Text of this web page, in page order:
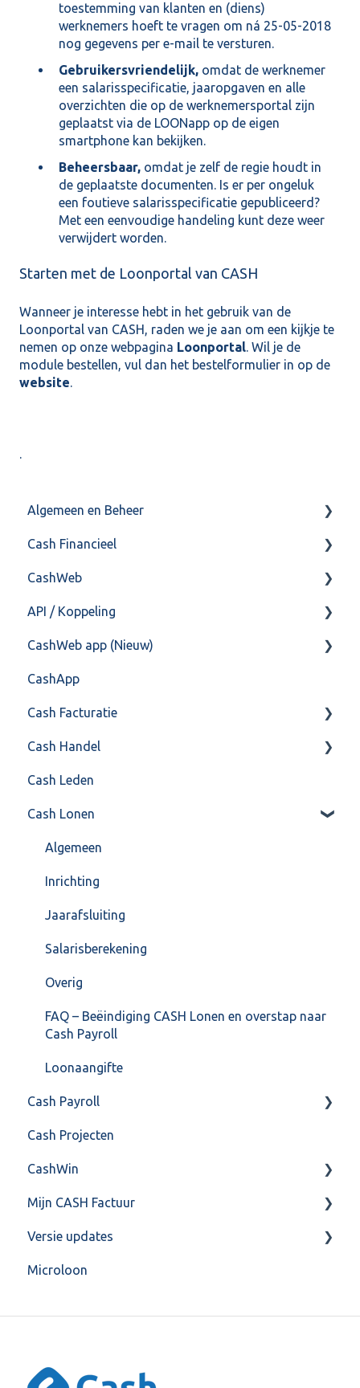
toestemming van klanten en (diens)
werknemers hoeft te vragen om ná 25-05-2018
nog gegevens per e-mail te versturen.
Gebruikersvriendelijk, omdat de werknemer
een salarisspecificatie, jaaropgaven en alle
overzichten die op de werknemersportal zijn
geplaatst via de LOONapp op de eigen
smartphone kan bekijken.
Beheersbaar, omdat je zelf de regie houdt in
de geplaatste documenten. Is er per ongeluk
een foutieve salarisspecificatie gepubliceerd?
Met een eenvoudige handeling kunt deze weer
verwijdert worden.
Starten met de Loonportal van CASH
Wanneer je interesse hebt in het gebruik van de
Loonportal van CASH, raden we je aan om een kijkje te
nemen op onze webpagina Loonportal. Wil je de
module bestellen, vul dan het bestelformulier in op de
website.
Algemeen en Beheer
Bank(koppeling)
Import/Export
Postbus
Training & Consultancy
Overig
Cash Financieel
Boekhoud
Fiscaal
Overig
CashWeb
CashHero Layout
Mailen vanuit CASHWeb
Algemeen gebruik
API / Koppeling
Algemeen
Api 3.0 (SOAP API)
API 4.0 (REST API)
CashWeb app (Nieuw)
Veel gestelde vragen
CashApp
Cash Facturatie
Factureren
Instellingen
Algemeen
Formulierlayout
Cash Handel
Inkoop
Verkoop
Voorraad
Overig
VoorraadService & Onderhoud
Cash Leden
Cash Lonen
Algemeen
Inrichting
Jaarafsluiting
Salarisberekening
Overig
FAQ – Beëindiging CASH Lonen en overstap naar
Cash Payroll
Loonaangifte
Cash Payroll
Aangifte
Algemeen
Basis Training
Berekening
FAQ
HR
Cash Projecten
CashWin
Overig
Mijn CASH Factuur
Facturatie Loonportal( CASH Lonen)
Mijn CASH factuur
Versie updates
CashWeb updates 2025
Microloon